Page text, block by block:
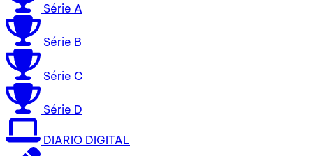
Série A
Série B
Série C
Série D
DIARIO DIGITAL